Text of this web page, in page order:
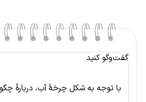
گفت‌وگو کنید
با توجه به شکل چرخهٔ آب، دربارهٔ